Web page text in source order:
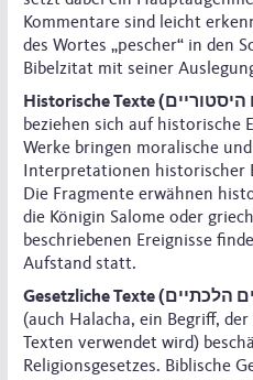
Kommentare sind leicht
des Wortes „pescher“ in den
Bibelzitat mit seiner
beziehen sich auf historische
Werke bringen moralische
Interpretationen historischer
Die Fragmente erwähnen
die Königin Salome oder
beschriebenen Ereignisse
Aufstand statt.
(auch Halacha, ein Begriff,
Texten verwendet wird)
Religionsgesetzes. Biblische